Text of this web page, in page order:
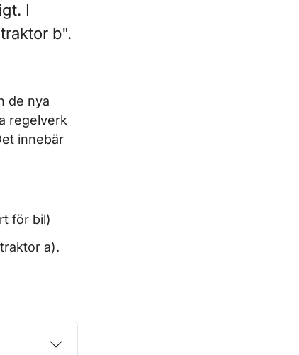
I
b".
de nya
regelverk
innebär
för bil)
a).